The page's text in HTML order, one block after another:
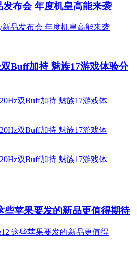
布会 年度机皇高能来袭
Buff加持 魅族17游戏体验分
些苹果要发的新品更值得期待